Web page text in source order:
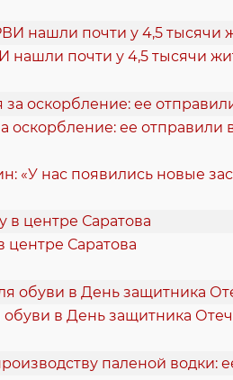
нашли почти у 4,5 тысячи
ее отправили
«У нас появились новые
центре Саратова
в День защитника